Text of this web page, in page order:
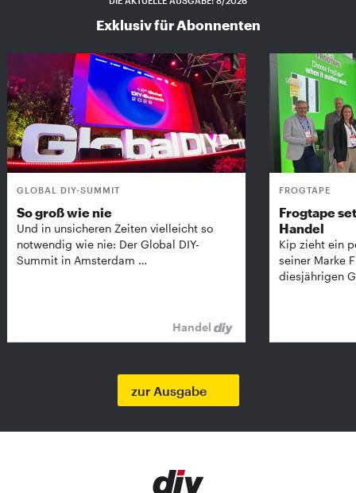
Exklusiv für Abonnenten
GLOBAL DIY-SUMMIT
So groß wie nie
Und in unsicheren Zeiten vielleicht so
notwendig wie nie: Der Global DIY-
Summit in Amsterdam …
Handel
FROGTAPE
Frogtape
Handel
Kip zieht ein
seiner Marke
diesjährigen
zur Ausgabe